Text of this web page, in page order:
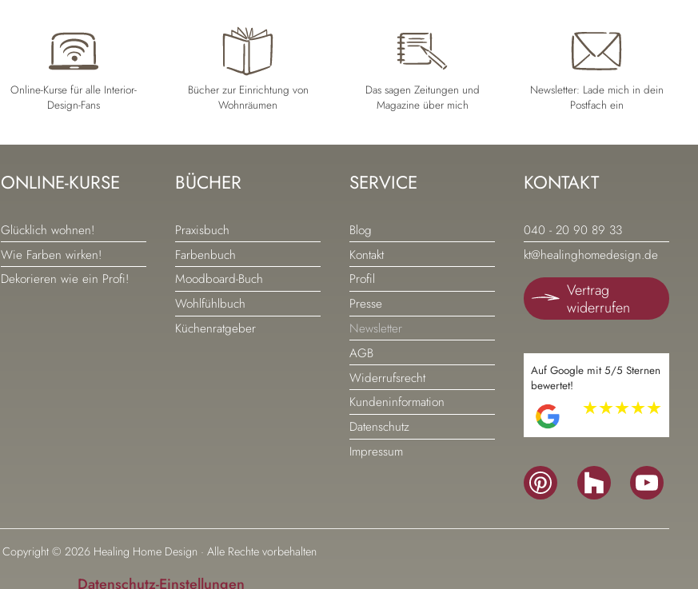
Online-Kurse für alle Interior-
Design-Fans
Bücher zur Einrichtung von
Wohnräumen
Das sagen Zeitungen und
Magazine über mich
Newsletter: Lade mich in dein
Postfach ein
ONLINE-KURSE
Navigation
überspringen
Glücklich wohnen!
Wie Farben wirken!
Dekorieren wie ein Profi!
BÜCHER
Navigation
überspringen
Praxisbuch
Farbenbuch
Moodboard-Buch
Wohlfühlbuch
Küchenratgeber
SERVICE
Navigation
überspringen
Blog
Kontakt
Profil
Presse
Newsletter
AGB
Widerrufsrecht
Kundeninformation
Datenschutz
Impressum
KONTAKT
Navigation
überspringen
040 - 20 90 89 33
kt@healinghomedesign.de
Vertrag
widerrufen
Auf Google mit 5/5 Sternen
bewertet!
Navigation
überspringen
Navigation
überspringen
Copyright © 2026 Healing Home Design · Alle Rechte vorbehalten
Datenschutz-Einstellungen